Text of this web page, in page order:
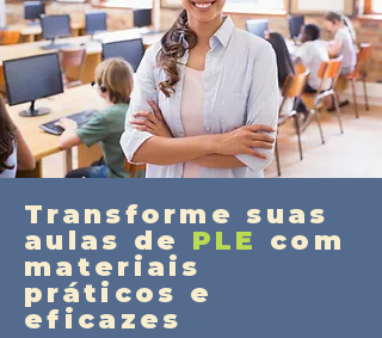
Transforme suas
aulas de PLE com
materiais
práticos e
eficazes